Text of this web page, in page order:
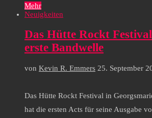
Mehr
Neuigkeiten
Das Hütte Rockt
erste Bandwelle
von Kevin R. Emmers 25. September
Das Hütte Rockt Festival in
hat die ersten Acts für seine Ausgabe